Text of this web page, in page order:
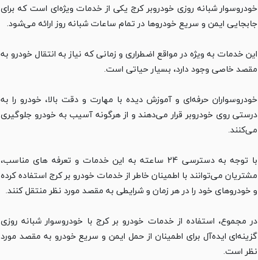
خودروسوار شبانه‌ روزی خودروبر کرج یکی از خدمات ویژه‌ای است که برای
جابجایی ایمن و سریع خودروها در تمام ساعات شبانه‌ روز ارائه می‌شود.
این خدمات به‌ ویژه در مواقع اضطراری و زمانی که نیاز به انتقال خودرو به
مقصد خاصی وجود دارد، بسیار حیاتی است.
خودروسواران حرفه‌ای و آموزش‌ دیده با مهارت و دقت بالا، خودرو را به
درستی روی خودروبر قرار می‌دهند و از هرگونه آسیب به خودرو جلوگیری
می‌کنند.
با توجه به دسترسی 24 ساعته به این خدمات و تعرفه‌ های مناسب،
مشتریان می‌توانند با اطمینان خاطر از خدمات خودرو بر کرج استفاده کرده
و خودروهای خود را در هر زمان و شرایطی به مقصد مورد نظر منتقل کنند.
در مجموع، استفاده از خدمات خودرو بر کرج با خودروسوار شبانه‌ روزی
گزینه‌ای ایده‌آل برای اطمینان از حمل ایمن و سریع خودرو به مقصد مورد
نظر است.